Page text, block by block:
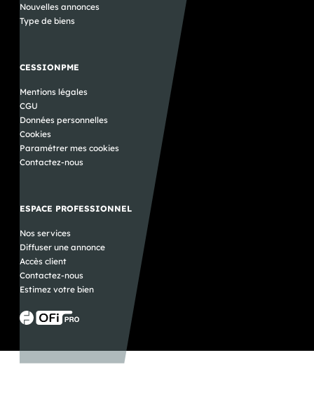
Nouvelles annonces
Type de biens
CESSIONPME
Mentions légales
CGU
Données personnelles
Cookies
Paramétrer mes cookies
Contactez-nous
ESPACE PROFESSIONNEL
Nos services
Diffuser une annonce
Accès client
Contactez-nous
Estimez votre bien